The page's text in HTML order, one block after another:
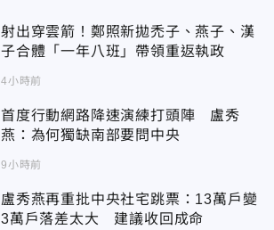
射出穿雲箭！鄭照新拋禿子、燕子、漢
子合體「一年八班」帶領重返執政
4小時前
首度行動網路降速演練打頭陣 盧秀
燕：為何獨缺南部要問中央
9小時前
盧秀燕再重批中央社宅跳票：13萬戶變
3萬戶落差太大 建議收回成命